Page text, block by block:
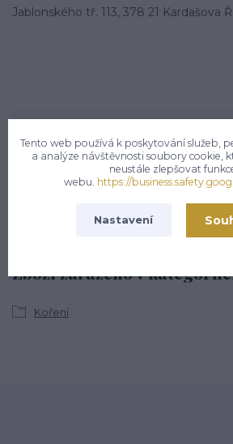
Jablonského tř. 113, 378 21 Kardašova
Zboží zařazeno v
Koření
Zákaznická podpora
+420 722 936 923
(Po-Pá, 8-16 hod.)
Tento web používá k poskytování služeb,
a analýze návštěvnosti soubory cookie,
neustále zlepšovat
webu. https://
Nastavení